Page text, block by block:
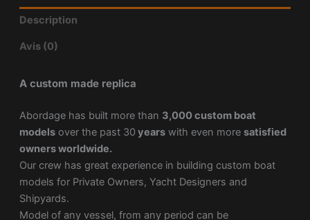
Description
Avis (0)
A custom made replica
Abordage has built more than 3,000 custom boat
modelsover the past 30 yearswith even more satisfied
owners worldwide.
Our crew has great experience in building custom boat
models for Private Owners, Yacht Designers and
Shipyards.
Model of any vessel, from any period can be